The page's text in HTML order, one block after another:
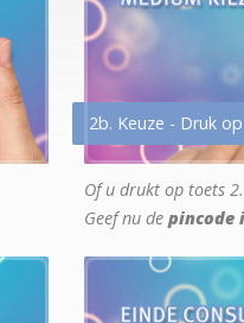
2b. Keuze - Druk
Of u drukt op toets 2.
Geef nu de pincode